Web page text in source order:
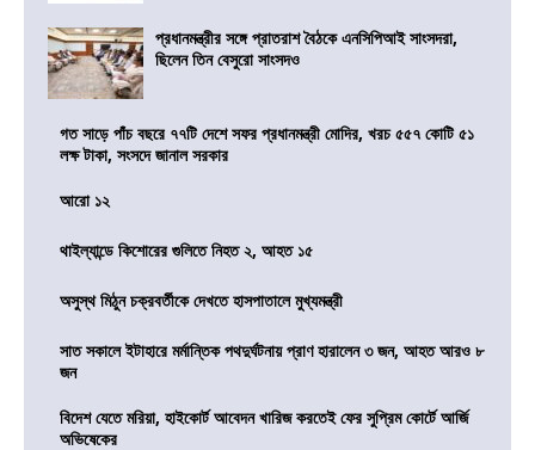
প্রধানমন্ত্রীর সঙ্গে প্রাতরাশ বৈঠকে এনসিপিআই সাংসদরা,
ছিলেন তিন বেসুরো সাংসদও
গত সাড়ে পাঁচ বছরে ৭৭টি দেশে সফর প্রধানমন্ত্রী মোদির, খরচ ৫৫৭ কোটি ৫১
লক্ষ টাকা, সংসদে জানাল সরকার
আরো ১২
থাইল্যান্ডে কিশোরের গুলিতে নিহত ২, আহত ১৫
অসুস্থ মিঠুন চক্রবর্তীকে দেখতে হাসপাতালে মুখ্যমন্ত্রী
সাত সকালে ইটাহারে মর্মান্তিক পথদুর্ঘটনায় প্রাণ হারালেন ৩ জন, আহত আরও ৮
জন
বিদেশ যেতে মরিয়া, হাইকোর্ট আবেদন খারিজ করতেই ফের সুপ্রিম কোর্টে আর্জি
অভিষেকের